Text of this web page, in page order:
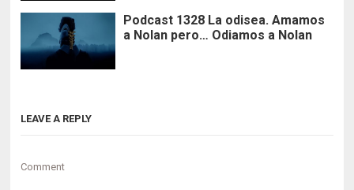
Podcast 1328 La odisea. Amamos
a Nolan pero… Odiamos a Nolan
LEAVE A REPLY
Comment